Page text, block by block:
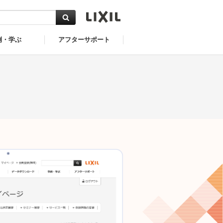
・学ぶ アフターサポート